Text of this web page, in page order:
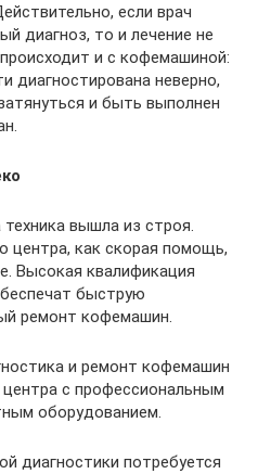
если врач
диагноз, то и лечение не
и с кофемашиной:
диагностирована неверно,
и быть выполнен
вышла из строя.
центра, как скорая помощь,
Высокая квалификация
быструю
ремонт кофемашин.
и ремонт кофемашин
центра с профессиональным
оборудованием.
диагностики потребуется